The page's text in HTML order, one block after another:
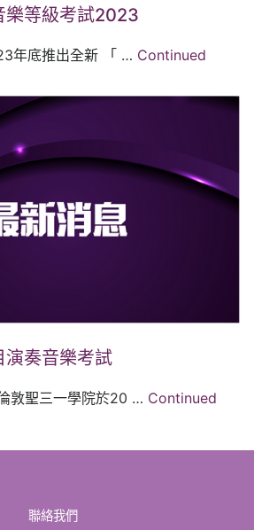
樂等級考試2023
年底推出全新 「 … Continued
演奏音樂考試
敦聖三一學院於20 … Continued
聯絡我們